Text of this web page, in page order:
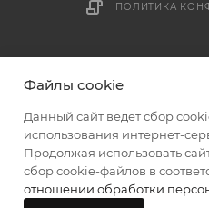
Доставка заказов по
ПОЛИТИКА
Файлы cookie
Данный сайт ведет сбор
использования интернет-
Продолжая использовать
сбор cookie-файлов в
отношении обработки